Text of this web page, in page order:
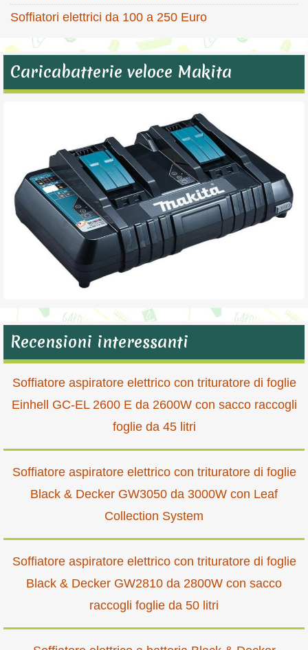
Soffiatori elettrici da 100 a 250 Euro
Caricabatterie veloce Makita
Recensioni interessanti
Soffiatore aspiratore elettrico con trituratore di foglie
Einhell GC-EL 2600 E da 2600W con sacco raccogli
foglie da 45 litri
Soffiatore aspiratore elettrico con trituratore di foglie
Black & Decker GW3050 da 3000W con Leaf
Collection System
Soffiatore aspiratore elettrico con trituratore di foglie
Black & Decker GW2810 da 2800W con sacco
raccogli foglie da 50 litri